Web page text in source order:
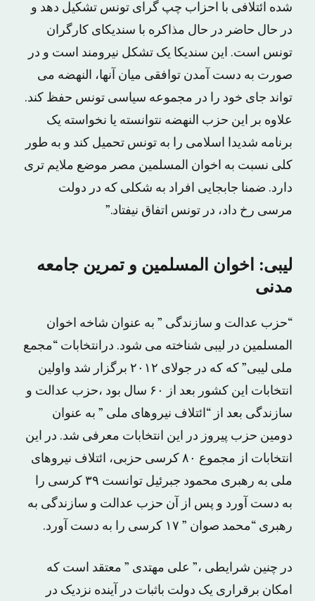
شده ائتلافى با احزاب چپ گراى تونس تشکیل دهد و
در حال حاضر در حال مذاکره با سندیکاى کارگران
تونس است. این سندیکا یک تشکل نیرومند است و در
صورت به دست آمدن توافقى میان آنها، النهضه مى
تواند جاى خود را در مجموعه سیاسى تونس حفظ کند.
علاوه بر این حزب النهضه نتوانسته یا نخواسته یک
برنامه شدیدا اسلامى را به تونس تحمیل کند و به طور
کلى نسبت به اخوان المسلمین مصر موضع ملایم ترى
دارد. ضمنا جابجایى افراد به شکلى که در دولت
مرسى رخ داد، در تونس اتفاق نیفتاد.”
لیبى: اخوان المسلمین و تمرین جامعه
مدنی
“حزب عدالت و سازندگى ” به عنوان شاخه اخوان
المسلمین در لیبى شناخته مى شود. درانتخابات “مجمع
ملى لیبى” که که در جولاى ٢٠١٢ برگزار شد واولین
انتخابات این کشور بعد از ۶٠ سال بود ،حزب عدالت و
سازندگى بعد از “ائتلاف نیروهاى ملى ” به عنوان
دومین حزب پیروز در این انتخابات معرفی شد. در این
انتخابات از مجموع ٨٠ کرسى حزبی، ائتلاف نیروهای
ملی به رهبری محمود جبرئیل توانست ۳۹ کرسی را
به دست آورد و پس از آن حزب عدالت و سازندگی به
رهبری “محمد صوان ” ۱۷ کرسی را به دست آورد.
در چنین شرایطی ،” على مهتدى ” معتقد است که
امکان برقرارى یک دولت باثبات در آینده نزدیک در